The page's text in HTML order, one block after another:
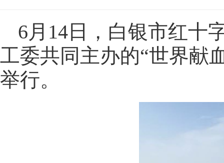
6月14日，白银市红十
工委共同主办的“世界献
举行。